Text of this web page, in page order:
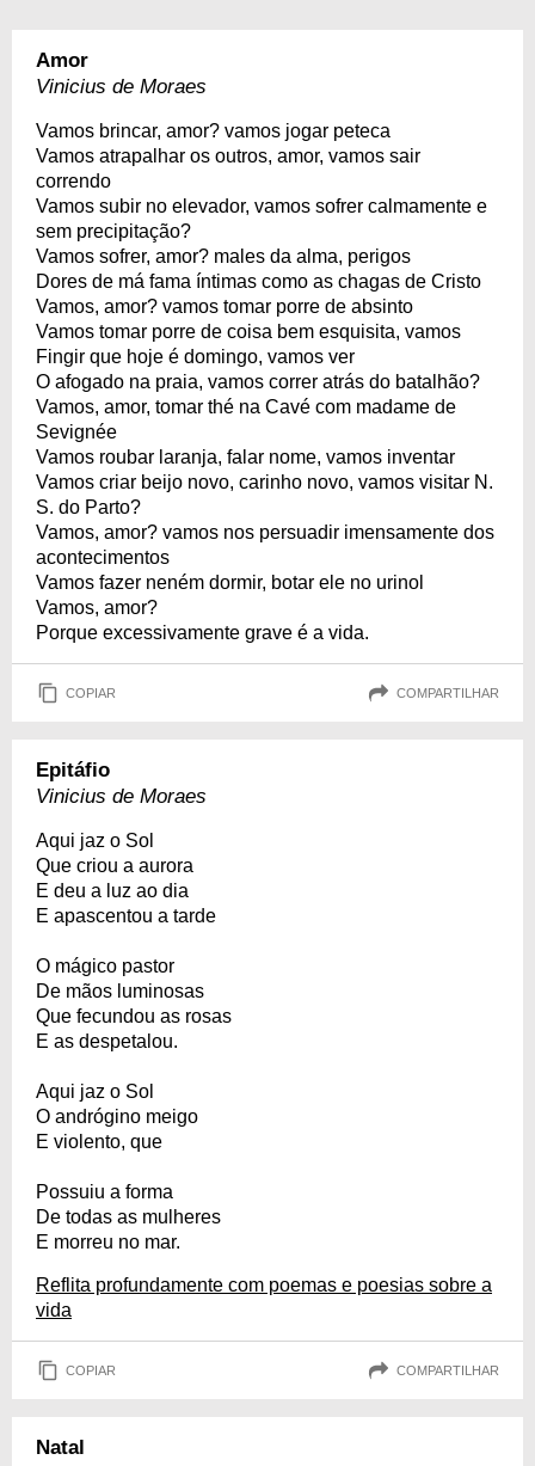
Amor
Vinicius de Moraes
Vamos brincar, amor? vamos jogar peteca
Vamos atrapalhar os outros, amor, vamos sair
correndo
Vamos subir no elevador, vamos sofrer calmamente e
sem precipitação?
Vamos sofrer, amor? males da alma, perigos
Dores de má fama íntimas como as chagas de Cristo
Vamos, amor? vamos tomar porre de absinto
Vamos tomar porre de coisa bem esquisita, vamos
Fingir que hoje é domingo, vamos ver
O afogado na praia, vamos correr atrás do batalhão?
Vamos, amor, tomar thé na Cavé com madame de
Sevignée
Vamos roubar laranja, falar nome, vamos inventar
Vamos criar beijo novo, carinho novo, vamos visitar N.
S. do Parto?
Vamos, amor? vamos nos persuadir imensamente dos
acontecimentos
Vamos fazer neném dormir, botar ele no urinol
Vamos, amor?
Porque excessivamente grave é a vida.
COPIAR COMPARTILHAR
Epitáfio
Vinicius de Moraes
Aqui jaz o Sol
Que criou a aurora
E deu a luz ao dia
E apascentou a tarde
O mágico pastor
De mãos luminosas
Que fecundou as rosas
E as despetalou.
Aqui jaz o Sol
O andrógino meigo
E violento, que
Possuiu a forma
De todas as mulheres
E morreu no mar.
Reflita profundamente com poemas e poesias sobre a
vida
COPIAR COMPARTILHAR
Natal